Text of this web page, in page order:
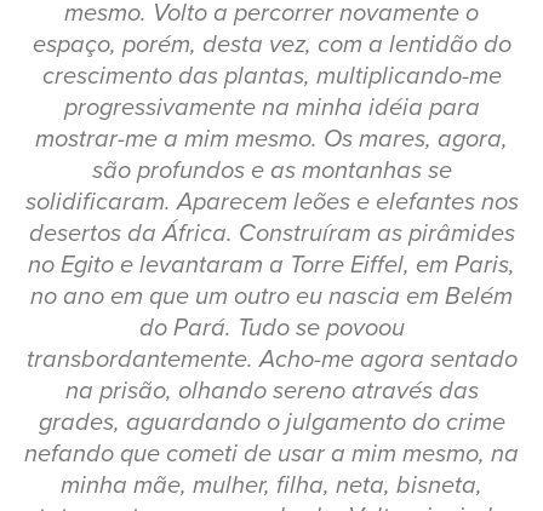
mesmo. Volto a percorrer novamente o
espaço, porém, desta vez, com a lentidão do
crescimento das plantas, multiplicando-me
progressivamente na minha idéia para
mostrar-me a mim mesmo. Os mares, agora,
são profundos e as montanhas se
solidificaram. Aparecem leões e elefantes nos
desertos da África. Construíram as pirâmides
no Egito e levantaram a Torre Eiffel, em Paris,
no ano em que um outro eu nascia em Belém
do Pará. Tudo se povoou
transbordantemente. Acho-me agora sentado
na prisão, olhando sereno através das
grades, aguardando o julgamento do crime
nefando que cometi de usar a mim mesmo, na
minha mãe, mulher, filha, neta, bisneta,